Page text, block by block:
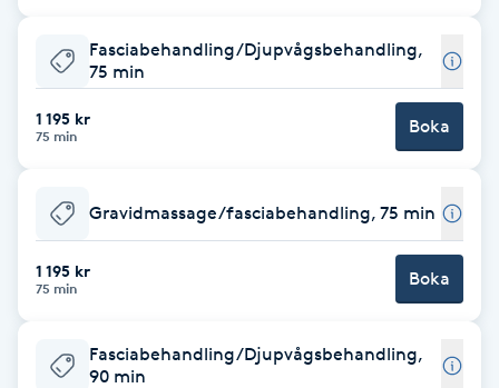
Color correction
Cryoterapi
Damklippning
Dermapen
Diamantslipning
Fasciabehandling/Djupvågsbehandling,
75 min
1 195 kr
75 min Boka
Gravidmassage/fasciabehandling, 75 min
1 195 kr
75 min Boka
Fasciabehandling/Djupvågsbehandling,
90 min